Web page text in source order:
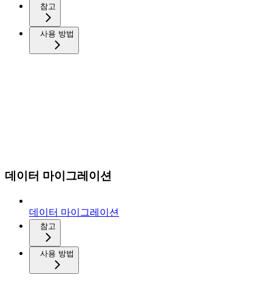
참고
사용 방법
데이터 마이그레이션
데이터 마이그레이션
참고
사용 방법